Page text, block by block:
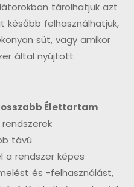
tárolhatjuk azt
később felhasználhatjuk,
süt, vagy amikor
által nyújtott
Élettartam
távú
a rendszer képes
és -felhasználást,